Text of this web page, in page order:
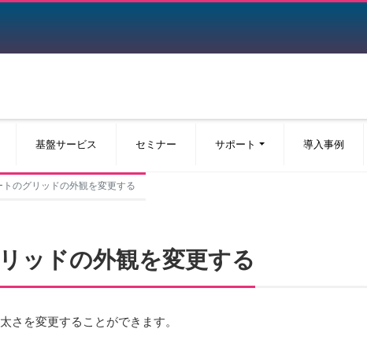
基盤サービス セミナー サポート 導入事例
トのグリッドの外観を変更する
ッドの外観を変更する
さを変更することができます。